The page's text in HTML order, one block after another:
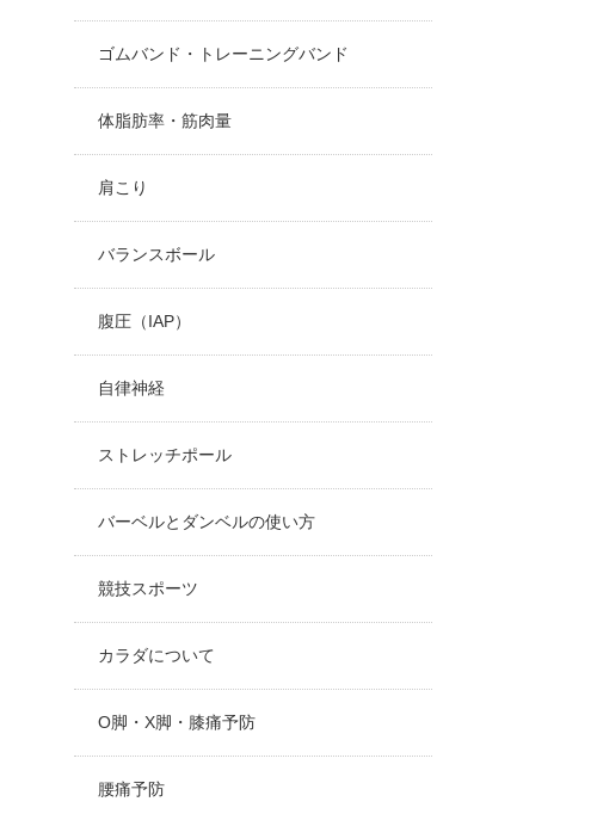
ゴムバンド・トレーニングバンド
体脂肪率・筋肉量
肩こり
バランスボール
腹圧（IAP）
自律神経
ストレッチポール
バーベルとダンベルの使い方
競技スポーツ
カラダについて
O脚・X脚・膝痛予防
腰痛予防